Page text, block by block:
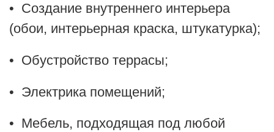
• Создание внутреннего интерьера
(обои, интерьерная краска, штукатурка);
• Обустройство террасы;
• Электрика помещений;
• Мебель, подходящая под любой